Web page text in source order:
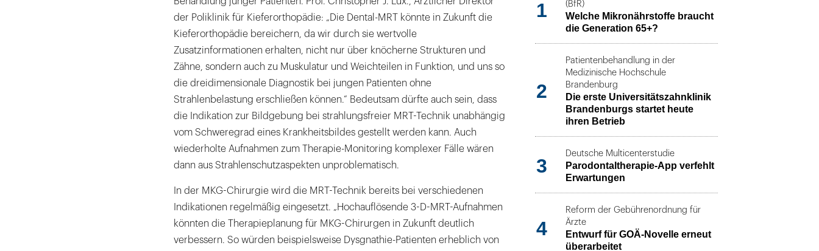
der Poliklinik für Kieferorthopädie: „Die Dental-MRT könnte in Zukunft die
Kieferorthopädie bereichern, da wir durch sie wertvolle
Zusatzinformationen erhalten, nicht nur über knöcherne Strukturen und
Zähne, sondern auch zu Muskulatur und Weichteilen in Funktion, und uns so
die dreidimensionale Diagnostik bei jungen Patienten ohne
Strahlenbelastung erschließen können.“ Bedeutsam dürfte auch sein, dass
die Indikation zur Bildgebung bei strahlungsfreier MRT-Technik unabhängig
vom Schweregrad eines Krankheitsbildes gestellt werden kann. Auch
wiederholte Aufnahmen zum Therapie-Monitoring komplexer Fälle wären
dann aus Strahlenschutzaspekten unproblematisch.
In der MKG-Chirurgie wird die MRT-Technik bereits bei verschiedenen
Indikationen regelmäßig eingesetzt. „Hochauflösende 3-D-MRT-Aufnahmen
könnten die Therapieplanung für MKG-Chirurgen in Zukunft deutlich
verbessern. So würden beispielsweise Dysgnathie-Patienten erheblich von
1
(BfR)
Welche Mikronährstoffe braucht
die Generation 65+?
2
Patientenbehandlung in der
Medizinische Hochschule
Brandenburg
Die erste Universitätszahnklinik
Brandenburgs startet heute
ihren Betrieb
3
Deutsche Multicenterstudie
Parodontaltherapie-App verfehlt
Erwartungen
4
Reform der Gebührenordnung für
Ärzte
Entwurf für GOÄ-Novelle erneut
überarbeitet